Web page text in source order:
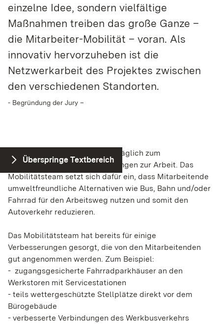
einzelne Idee, sondern vielfältige
Maßnahmen treiben das große Ganze –
die Mitarbeiter-Mobilität – voran. Als
innovativ hervorzuheben ist die
Netzwerkarbeit des Projektes zwischen
den verschiedenen Standorten.
- Begründung der Jury –
Überspringe Textbereich
Tausende Beschäftigte fahren täglich zum
Firmenstandort in Schwieberdingen zur Arbeit. Das
Mobilitätsteam setzt sich dafür ein, dass Mitarbeitende
umweltfreundliche Alternativen wie Bus, Bahn und/oder
Fahrrad für den Arbeitsweg nutzen und somit den
Autoverkehr reduzieren.
Das Mobilitätsteam hat bereits für einige
Verbesserungen gesorgt, die von den Mitarbeitenden
gut angenommen werden. Zum Beispiel:
- zugangsgesicherte Fahrradparkhäuser an den
Werkstoren mit Servicestationen
- teils wettergeschützte Stellplätze direkt vor dem
Bürogebäude
- verbesserte Verbindungen des Werkbusverkehrs
Cookie Laufzeit:
12 Monate, 6 Monate
EXTERNE MEDIEN
Inhalte von Videoplattformen und Social-Media-
Plattformen sowie anderen externen Domains
werden standardmäßig blockiert. Wenn Cookies
Instagram
Name:
csrftoken, datr, ds_user_id, mid, rur, sessionid
Anbieter:
Zweck:
Wird verwendet, um Instagram-Inhalte auf der
Website anzuzeigen und mit dem sozialen
Netzwerk zu interagieren. Dabei werden
personenbezogene Daten durch Instagram
verarbeitet.
Cookie Laufzeit:
Variiert je nach Cookie (Session bis zu 2 Jahre)